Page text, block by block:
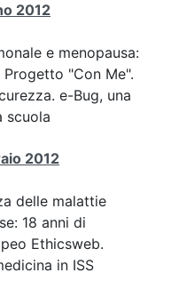
2012
e menopausa:
"Con Me".
e-Bug, una
scuola
2012
delle malattie
18 anni di
Ethicsweb.
in ISS